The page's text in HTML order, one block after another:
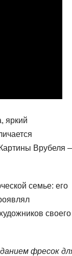
яркий
Картины Врубеля
семье: его
своего
фресок